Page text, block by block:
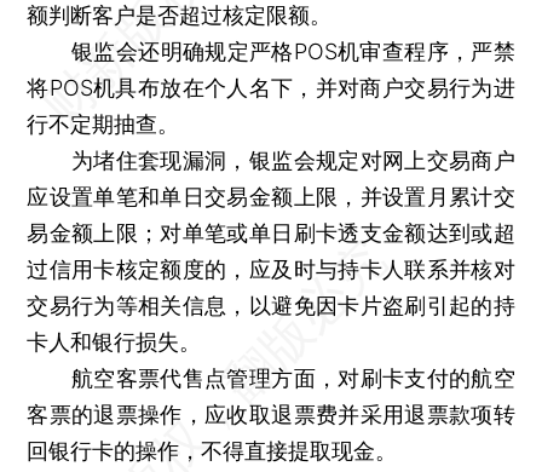
额判断客户是否超过核定限额。
银监会还明确规定严格POS机审查程序，严禁
将POS机具布放在个人名下，并对商户交易行为进
行不定期抽查。
为堵住套现漏洞，银监会规定对网上交易商户
应设置单笔和单日交易金额上限，并设置月累计交
易金额上限；对单笔或单日刷卡透支金额达到或超
过信用卡核定额度的，应及时与持卡人联系并核对
交易行为等相关信息，以避免因卡片盗刷引起的持
卡人和银行损失。
航空客票代售点管理方面，对刷卡支付的航空
客票的退票操作，应收取退票费并采用退票款项转
回银行卡的操作，不得直接提取现金。